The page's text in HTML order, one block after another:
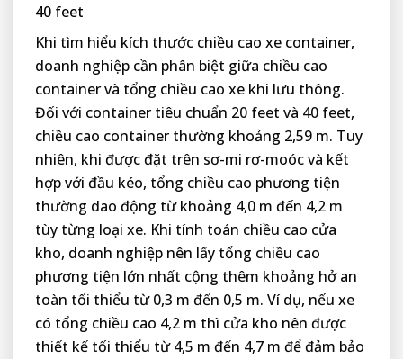
40 feet
Khi tìm hiểu kích thước chiều cao xe container,
doanh nghiệp cần phân biệt giữa chiều cao
container và tổng chiều cao xe khi lưu thông.
Đối với container tiêu chuẩn 20 feet và 40 feet,
chiều cao container thường khoảng 2,59 m. Tuy
nhiên, khi được đặt trên sơ-mi rơ-moóc và kết
hợp với đầu kéo, tổng chiều cao phương tiện
thường dao động từ khoảng 4,0 m đến 4,2 m
tùy từng loại xe. Khi tính toán chiều cao cửa
kho, doanh nghiệp nên lấy tổng chiều cao
phương tiện lớn nhất cộng thêm khoảng hở an
toàn tối thiểu từ 0,3 m đến 0,5 m. Ví dụ, nếu xe
có tổng chiều cao 4,2 m thì cửa kho nên được
thiết kế tối thiểu từ 4,5 m đến 4,7 m để đảm bảo